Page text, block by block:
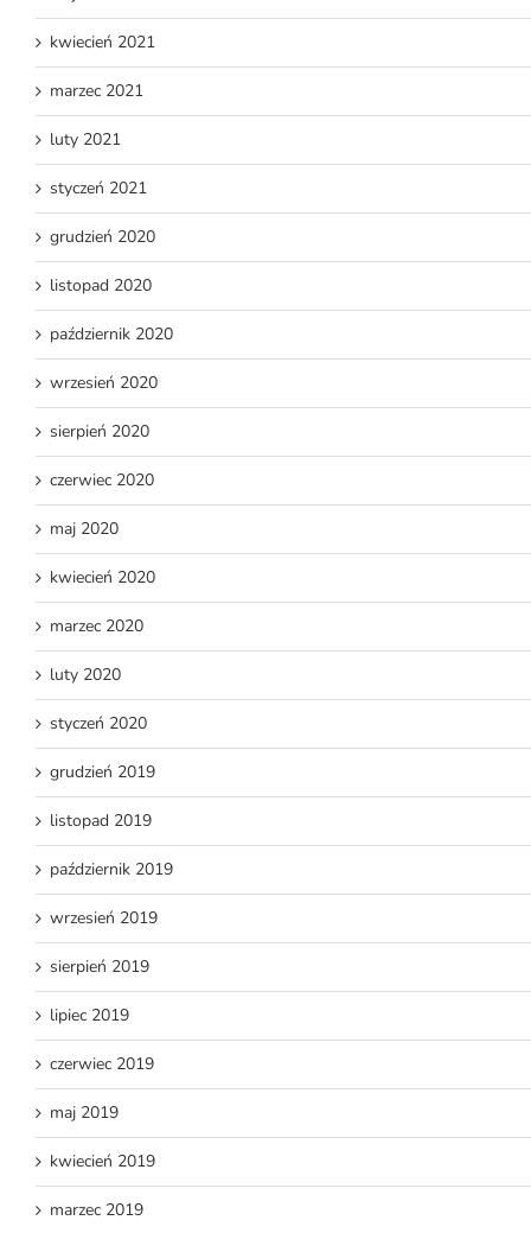
kwiecień 2021
marzec 2021
luty 2021
styczeń 2021
grudzień 2020
listopad 2020
październik 2020
wrzesień 2020
sierpień 2020
czerwiec 2020
maj 2020
kwiecień 2020
marzec 2020
luty 2020
styczeń 2020
grudzień 2019
listopad 2019
październik 2019
wrzesień 2019
sierpień 2019
lipiec 2019
czerwiec 2019
maj 2019
kwiecień 2019
marzec 2019